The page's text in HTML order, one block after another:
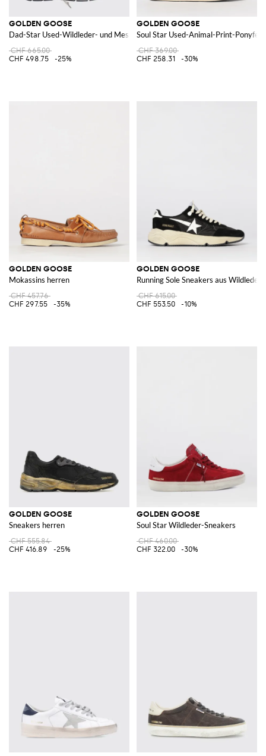
GOLDEN GOOSE
Dad-Star Used-Wildleder- und Mesh-Sneaker
CHF 665.00
CHF 498.75
-25%
GOLDEN GOOSE
Soul Star Used-Animal-Print-
CHF 369.00
CHF 258.31
-30%
GOLDEN GOOSE
Mokassins herren
CHF 457.76
CHF 297.55
-35%
GOLDEN GOOSE
Running Sole Sneakers aus Wildleder
CHF 615.00
CHF 553.50
-10%
GOLDEN GOOSE
Sneakers herren
CHF 555.84
CHF 416.89
-25%
GOLDEN GOOSE
Soul Star Wildleder-Sneakers
CHF 460.00
CHF 322.00
-30%